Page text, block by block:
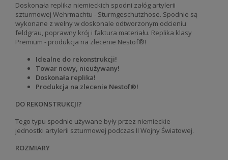
Doskonała replika niemieckich spodni załóg artylerii
szturmowej Wehrmachtu - Sturmgeschutzhose. Spodnie są
wykonane z wełny w doskonale odtworzonym odcieniu
feldgrau, poprawny krój i faktura materiału. Replika klasy
Premium - produkcja na zlecenie Nestof®!
Idealne do rekonstrukcji!
Towar nowy, nieużywany!
Doskonała replika!
Produkcja na zlecenie Nestof®!
DO REKONSTRUKCJI?
Tego typu spodnie używane były przez niemieckie
jednostki artylerii szturmowej podczas II Wojny Światowej.
ROZMIARY